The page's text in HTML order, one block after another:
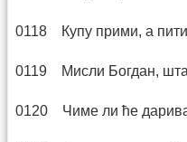
0118 Купу прими, а пити
0119 Мисли Богдан, шта
0120 Чиме ли ће